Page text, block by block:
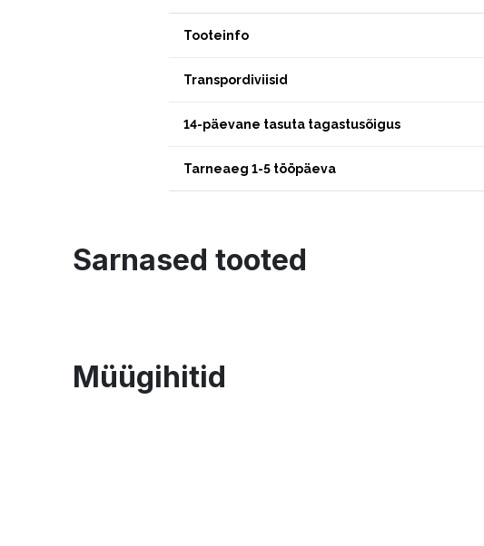
Tooteinfo
Transpordiviisid
14-päevane tasuta tagastusõigus
Tarneaeg 1-5 tööpäeva
Sarnased tooted
Müügihitid